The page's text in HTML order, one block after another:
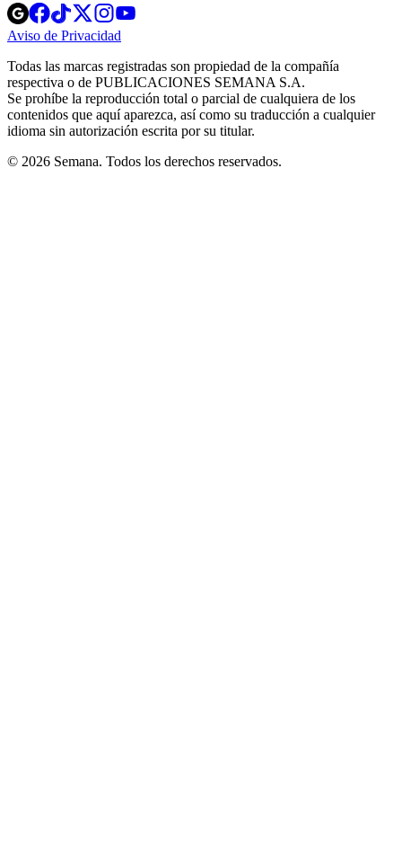
Opens
in
new
Opens
in
new
Opens
in
new
window
Opens
new
windowwindow
Aviso de Privacidad
new
window
Todas las marcas registradas son propiedad de la compañía
respectiva o de PUBLICACIONES SEMANA S.A.
Se prohíbe la reproducción total o parcial de cualquiera de los
contenidos que aquí aparezca, así como su traducción a cualquier
idioma sin autorización escrita por su titular.
© 2026 Semana. Todos los derechos reservados.